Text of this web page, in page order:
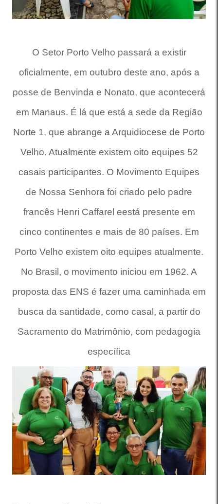
O Setor Porto Velho passará a existir
oficialmente, em outubro deste ano, após a
posse de Benvinda e Nonato, que acontecerá
em Manaus. É lá que está a sede da Região
Norte 1, que abrange a Arquidiocese de Porto
Velho. Atualmente existem oito equipes 52
casais participantes. O Movimento Equipes
de Nossa Senhora foi criado pelo padre
francês Henri Caffarel eestá presente em
cinco continentes e mais de 80 países. Em
Porto Velho existem oito equipes atualmente.
No Brasil, o movimento iniciou em 1962. A
proposta das ENS é fazer uma caminhada em
busca da santidade, como casal, a partir do
Sacramento do Matrimônio, com pedagogia
específica